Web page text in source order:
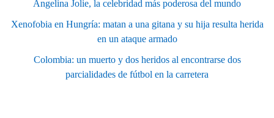
Angelina Jolie, la celebridad más poderosa del mundo
Xenofobia en Hungría: matan a una gitana y su hija resulta herida
en un ataque armado
Colombia: un muerto y dos heridos al encontrarse dos
parcialidades de fútbol en la carretera